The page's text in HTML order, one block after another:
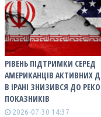
РІВЕНЬ ПІДТРИМКИ СЕРЕД
АМЕРИКАНЦІВ АКТИВНИХ
В ІРАНІ ЗНИЗИВСЯ ДО
ПОКАЗНИКІВ
2026-07-30 14:37